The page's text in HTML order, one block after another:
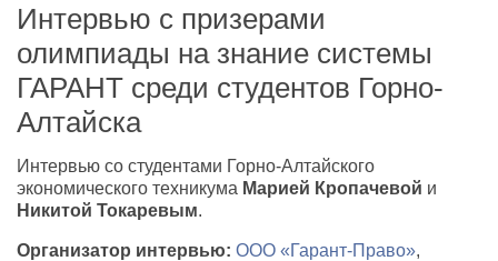
Интервью с призерами
олимпиады на знание системы
ГАРАНТ среди студентов Горно-
Алтайска
Интервью со студентами Горно-Алтайского
экономического техникума Марией Кропачевой и
Никитой Токаревым.
Организатор интервью: ООО «Гарант-Право»,